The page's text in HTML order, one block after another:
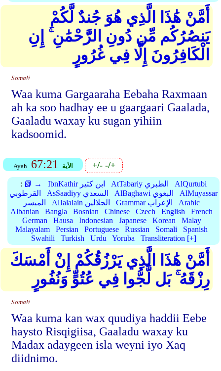
أَمَّنْ هَٰذَا الَّذِي هُوَ جُندٌ لَّكُمْ
يَنصُرُكُم مِّن دُونِ الرَّحْمَٰنِ ۚ إِنِ
الْكَافِرُونَ إِلَّا فِي غُرُورٍ
Somali
Waa kuma Gargaaraha Eebaha Raxmaan
ah ka soo hadhay ee u gaargaari Gaalada,
Gaaladu waxay ku sugan yihiin
kadsoomid.
Ayah 67:21 الأية +/--/+
: 📗 → IbnKathir ابن كثير AtTabariy الطبري
AlQurtubi
القرطوبي
AsSaadiyy السعدي AlBaghawi البغوي
AlMuyassar
الميسر
AlJalalain الجلالين Grammar الإعراب
Arabic
Albanian
Bangla Bosnian Chinese Czech English
French
German
Hausa Indonesian Japanese Korean
Malay
Malayalam
Persian Portuguese Russian Somali
Spanish
Swahili
Turkish Urdu Yoruba Transliteration [+]
أَمَّنْ هَٰذَا الَّذِي يَرْزُقُكُمْ إِنْ أَمْسَكَ
رِزْقَهُ ۚ بَل لَّجُّوا فِي عُتُوٍّ وَنُفُورٍ
Somali
Waa kuma kan wax quudiya haddii Eebe
haysto Risqigiisa, Gaaladu waxay ku
Madax adaygeen isla weyni iyo Xaq
diidnimo.